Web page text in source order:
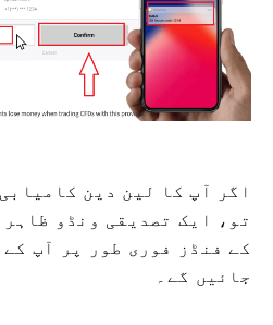
اگر آپ کا لین دین
تو، ایک تصدیقی ونڈو
کے فنڈز فوری طور پر آپ
جائیں گے۔